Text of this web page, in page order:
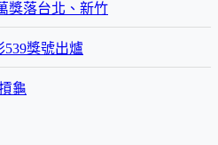
獎落台北、新竹
獎號出爐
龜